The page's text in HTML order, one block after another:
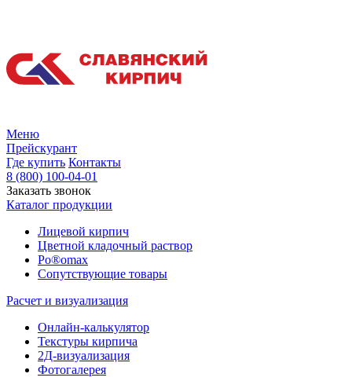
Меню
Прейскурант
Где купить Контакты
8 (800) 100-04-01
Заказать звонок
Каталог продукции
Лицевой кирпич
Цветной кладочный раствор
Po®omax
Сопутствующие товары
Расчет и визуализация
Онлайн-калькулятор
Текстуры кирпича
2Д-визуализация
Фотогалерея